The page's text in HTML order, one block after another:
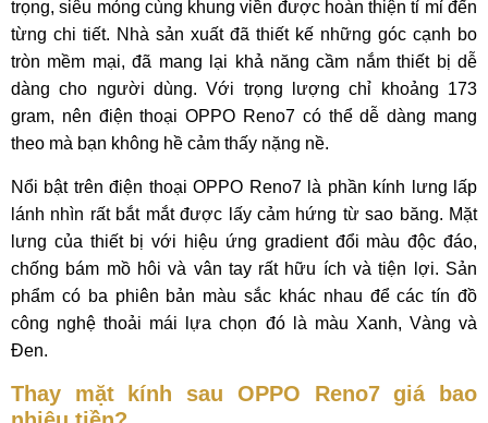
trọng, siêu mỏng cùng khung viền được hoàn thiện tỉ mỉ đến
từng chi tiết. Nhà sản xuất đã thiết kế những góc cạnh bo
tròn mềm mại, đã mang lại khả năng cầm nắm thiết bị dễ
dàng cho người dùng. Với trọng lượng chỉ khoảng 173
gram, nên điện thoại OPPO Reno7 có thể dễ dàng mang
theo mà bạn không hề cảm thấy nặng nề.
Nổi bật trên điện thoại OPPO Reno7 là phần kính lưng lấp
lánh nhìn rất bắt mắt được lấy cảm hứng từ sao băng. Mặt
lưng của thiết bị với hiệu ứng gradient đổi màu độc đáo,
chống bám mồ hôi và vân tay rất hữu ích và tiện lợi. Sản
phẩm có ba phiên bản màu sắc khác nhau để các tín đồ
công nghệ thoải mái lựa chọn đó là màu Xanh, Vàng và
Đen.
Thay mặt kính sau OPPO Reno7 giá bao